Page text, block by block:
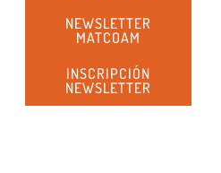
NEWSLETTER
MATCOAM
INSCRIPCIÓN
NEWSLETTER